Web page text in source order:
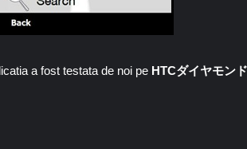
a fost testata de noi pe HTCダイヤモンド